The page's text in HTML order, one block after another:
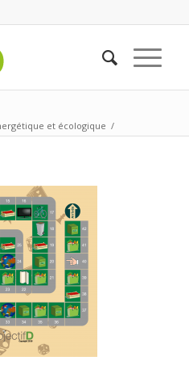
et écologique /